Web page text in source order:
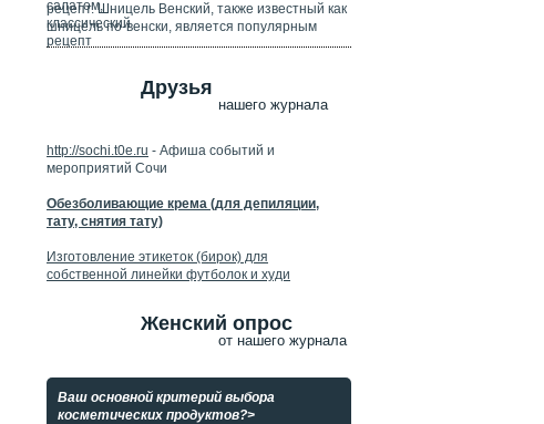
рецепт. Шницель Венский, также известный как
шницель по-венски, является популярным
Друзья
нашего журнала
http://sochi.t0e.ru - Афиша событий и
мероприятий Сочи
Обезболивающие крема (для депиляции,
тату, снятия тату)
Изготовление этикеток (бирок) для
собственной линейки футболок и худи
Женский опрос
от нашего журнала
Ваш основной критерий выбора
косметических продуктов?>